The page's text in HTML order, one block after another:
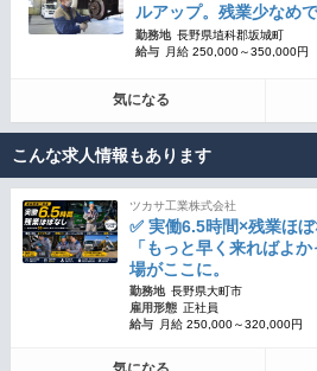
ルアップ。残業少なめ
勤務地 長野県埴科郡坂城町
給与
月給 250,000～350,000円
気になる
こんな求人情報もあります
ツカサ工業株式会社
✅ 実働6.5時間×残業ほ
「もっと早く来ればよ
場がここに。
勤務地 長野県大町市
雇用形態 正社員
給与
月給 250,000～320,000円